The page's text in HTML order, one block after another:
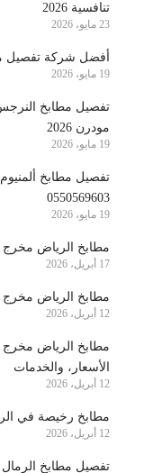
تنافسية 2026
23 مايو، 2026
أفضل شركة تفصيل
19 مايو، 2026
تفصيل مطابخ
مودرن 2026
19 مايو، 2026
تفصيل مطابخ
0550569603
19 مايو، 2026
مطابخ الرياض مخرج ١٧ 0537148326
17 أبريل، 2026
مطابخ الرياض مخرج ١٧ عروض مميزة
12 أبريل، 2026
الأسعار، والخدمات
12 أبريل، 2026
مطابخ رخيصة في
12 أبريل، 2026